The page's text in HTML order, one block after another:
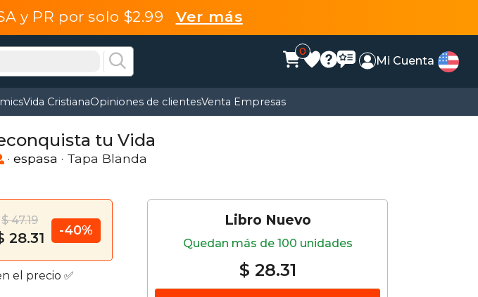
y PR por solo $2.99 Ver más
0
Mi Cuenta
Vida CristianaOpiniones de clientesVenta Empresas
tu Vida
· espasa · Tapa Blanda
$ 47.19
28.31 -40%
el precio ✅
Libro Nuevo
Quedan más de 100 unidades
$ 28.31